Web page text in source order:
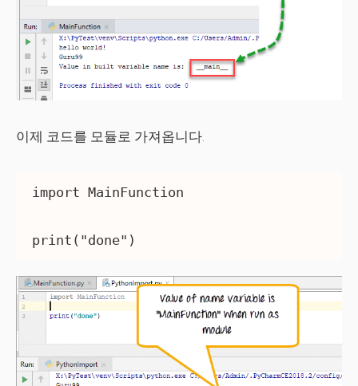
이제 코드를 모듈로 가져옵니다.
import MainFunction